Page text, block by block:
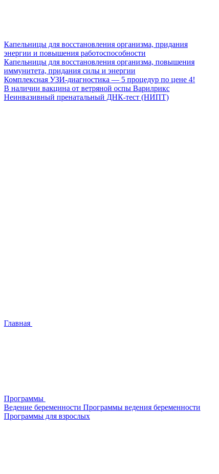
Капельницы для восстановления организма, придания
энергии и повышения работоспособности
Капельницы для восстановления организма, повышения
иммунитета, придания силы и энергии
Комплексная УЗИ-диагностика — 5 процедур по цене 4!
В наличии вакцина от ветряной оспы Варилрикс
Неинвазивный пренатальный ДНК-тест (НИПТ)
Главная
Программы
Ведение беременности Программы ведения беременности
Программы для взрослых